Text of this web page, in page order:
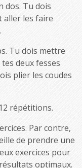
dos. Tu dois
aller les faire
Tu dois mettre
deux fesses
plier les coudes
répétitions.
Par contre,
de prendre une
exercices pour
optimaux.